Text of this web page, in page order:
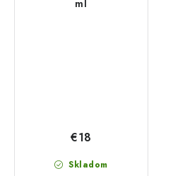
ml
Skladom
€18